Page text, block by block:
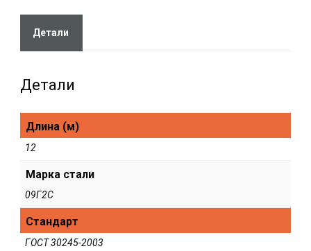
Детали
Детали
Длина (м)
12
Марка стали
09Г2С
Стандарт
ГОСТ 30245-2003